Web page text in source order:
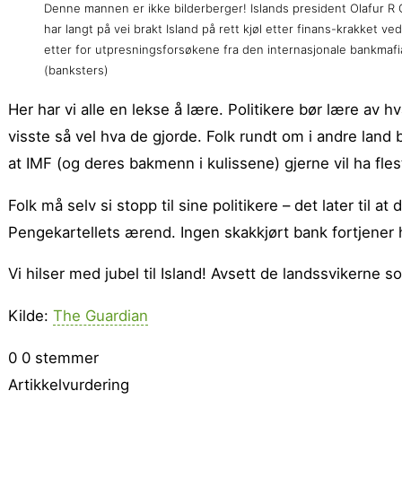
Denne mannen er ikke bilderberger! Islands president Olafur R
har langt på vei brakt Island på rett kjøl etter finans-krakket
etter for utpresningsforsøkene fra den internasjonale
(banksters)
Her har vi alle en lekse å lære. Politikere bør lære av
visste så vel hva de gjorde. Folk rundt om i andre
at IMF (og deres bakmenn i kulissene) gjerne vil ha
Folk må selv si stopp til sine politikere – det later til
Pengekartellets ærend. Ingen skakkjørt bank fortjener
Vi hilser med jubel til Island! Avsett de landssvikerne
Kilde: The Guardian
0 0 stemmer
Artikkelvurdering